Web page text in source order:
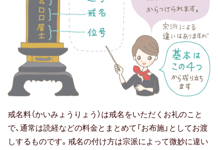
戒名料（かいみょうりょう）は戒名をいただくお礼のこと
で、通常は読経などの料金とまとめて「お布施」としてお渡
しするものです。戒名の付け方は宗派によって微妙に違い